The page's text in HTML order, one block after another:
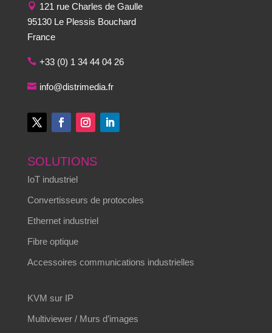
121 rue Charles de Gaulle
95130 Le Plessis Bouchard
France
+33 (0) 1 34 44 04 26
info@distrimedia.fr
SOLUTIONS
IoT industriel
Convertisseurs de protocoles
Ethernet industriel
Fibre optique
Accessoires communications industrielles
KVM sur IP
Multiviewer / Murs d’images